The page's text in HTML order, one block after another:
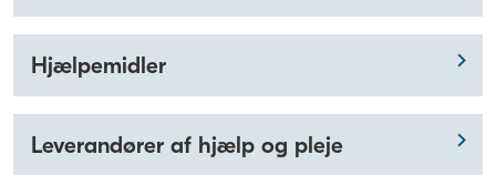
Hjælpemidler
Leverandører af hjælp og pleje